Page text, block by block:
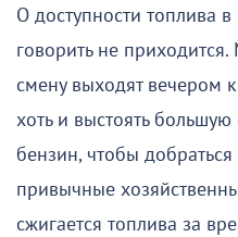
О доступности топлива
говорить не
смену выходят вечером
хоть и выстоять
бензин, чтобы
привычные
сжигается топлива за